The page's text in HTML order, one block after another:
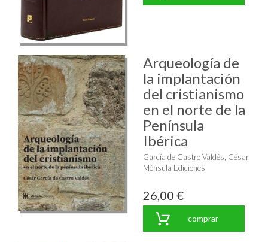
Arqueología de
la implantación
del cristianismo
en el norte de la
Península
Ibérica
García de Castro Valdés, César
Ménsula Ediciones
26,00 €
comprar